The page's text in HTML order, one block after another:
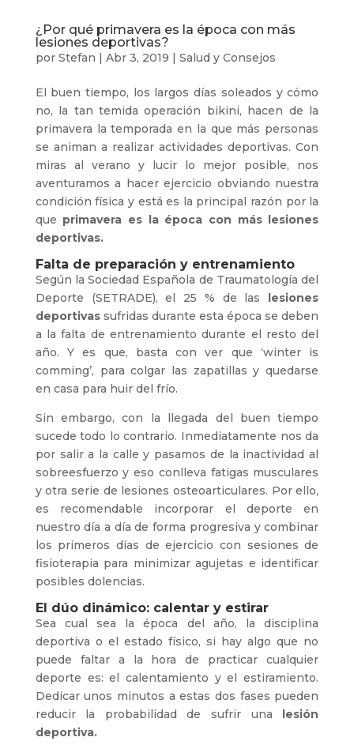
¿Por qué primavera es la época con más
lesiones deportivas?
por Stefan | Abr 3, 2019 | Salud y Consejos
El buen tiempo, los largos días soleados y cómo
no, la tan temida operación bikini, hacen de la
primavera la temporada en la que más personas
se animan a realizar actividades deportivas. Con
miras al verano y lucir lo mejor posible, nos
aventuramos a hacer ejercicio obviando nuestra
condición física y está es la principal razón por la
que primavera es la época con más lesiones
deportivas.
Falta de preparación y entrenamiento
Según la Sociedad Española de Traumatología del
Deporte (SETRADE), el 25 % de las lesiones
deportivassufridas durante esta época se deben
a la falta de entrenamiento durante el resto del
año. Y es que, basta con ver que ‘winter is
comming’, para colgar las zapatillas y quedarse
en casa para huir del frío.
Sin embargo, con la llegada del buen tiempo
sucede todo lo contrario. Inmediatamente nos da
por salir a la calle y pasamos de la inactividad al
sobreesfuerzo y eso conlleva fatigas musculares
y otra serie de lesiones osteoarticulares. Por ello,
es recomendable incorporar el deporte en
nuestro día a día de forma progresiva y combinar
los primeros días de ejercicio con sesiones de
fisioterapia para minimizar agujetas e identificar
posibles dolencias.
El dúo dinámico: calentar y estirar
Sea cual sea la época del año, la disciplina
deportiva o el estado físico, si hay algo que no
puede faltar a la hora de practicar cualquier
deporte es: el calentamiento y el estiramiento.
Dedicar unos minutos a estas dos fases pueden
reducir la probabilidad de sufrir una lesión
deportiva.